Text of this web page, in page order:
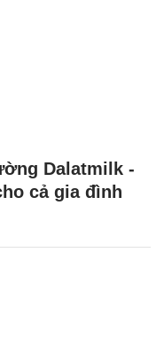
Dalatmilk -
cả gia đình